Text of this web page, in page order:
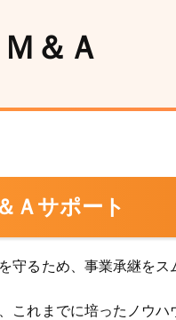
＆Ａ
Ａサポート
守るため、事業承継をス
これまでに培ったノウハ